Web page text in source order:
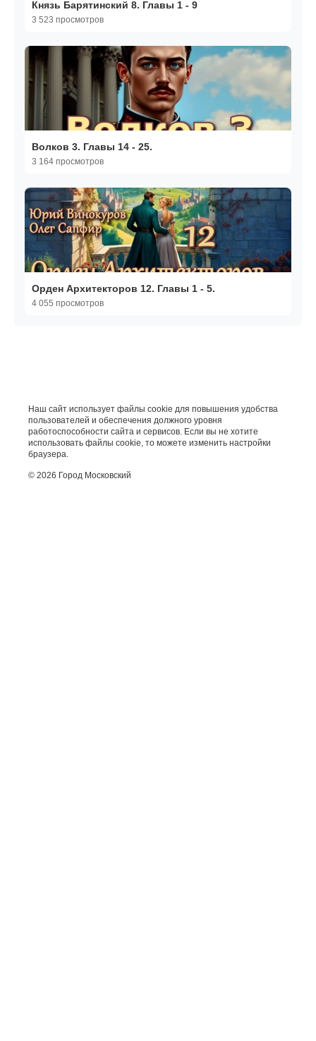
Князь Барятинский 8. Главы 1 - 9
3 523 просмотров
Волков 3. Главы 14 - 25.
3 164 просмотров
Орден Архитекторов 12. Главы 1 - 5.
4 055 просмотров
Наш сайт использует файлы cookie для повышения удобства
пользователей и обеспечения должного уровня
работоспособности сайта и сервисов. Если вы не хотите
использовать файлы cookie, то можете изменить настройки
браузера.
© 2026 Город Московский